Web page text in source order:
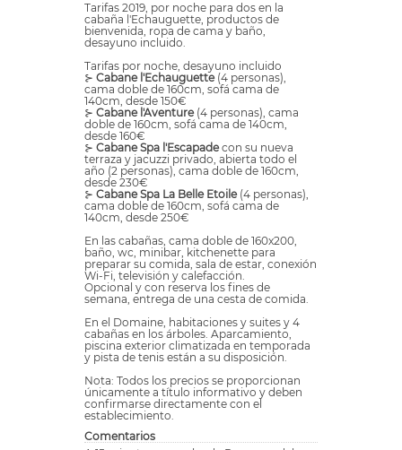
Tarifas 2019, por noche para dos en la
cabaña l'Echauguette, productos de
bienvenida, ropa de cama y baño,
desayuno incluido.
Tarifas por noche, desayuno incluido
⊱ Cabane l'Echauguette(4 personas),
cama doble de 160cm, sofá cama de
140cm, desde 150€
⊱ Cabane l'Aventure(4 personas), cama
doble de 160cm, sofá cama de 140cm,
desde 160€
⊱ Cabane Spa l'Escapadecon su nueva
terraza y jacuzzi privado, abierta todo el
año (2 personas), cama doble de 160cm,
desde 230€
⊱ Cabane Spa La Belle Etoile(4 personas),
cama doble de 160cm, sofá cama de
140cm, desde 250€
En las cabañas, cama doble de 160x200,
baño, wc, minibar, kitchenette para
preparar su comida, sala de estar, conexión
Wi-Fi, televisión y calefacción.
Opcional y con reserva los fines de
semana, entrega de una cesta de comida.
En el Domaine, habitaciones y suites y 4
cabañas en los árboles. Aparcamiento,
piscina exterior climatizada en temporada
y pista de tenis están a su disposición.
Nota: Todos los precios se proporcionan
únicamente a título informativo y deben
confirmarse directamente con el
establecimiento.
Comentarios